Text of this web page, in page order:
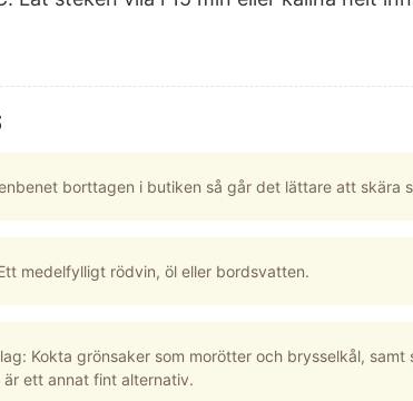
borttagen i butiken så går det lättare att skära
medelfylligt rödvin, öl eller bordsvatten.
Kokta grönsaker som morötter och brysselkål, samt
ett annat fint alternativ.